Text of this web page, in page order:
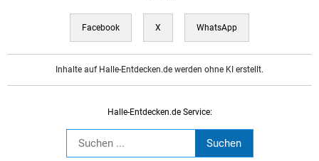
Facebook X WhatsApp
Inhalte auf Halle-Entdecken.de werden ohne KI erstellt.
Halle-Entdecken.de Service: